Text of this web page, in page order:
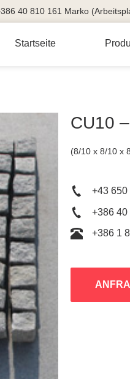
40 810 161 Marko
Startseite
CU10
(8/10 x 8/10 x
+43
+386 40
+386 1